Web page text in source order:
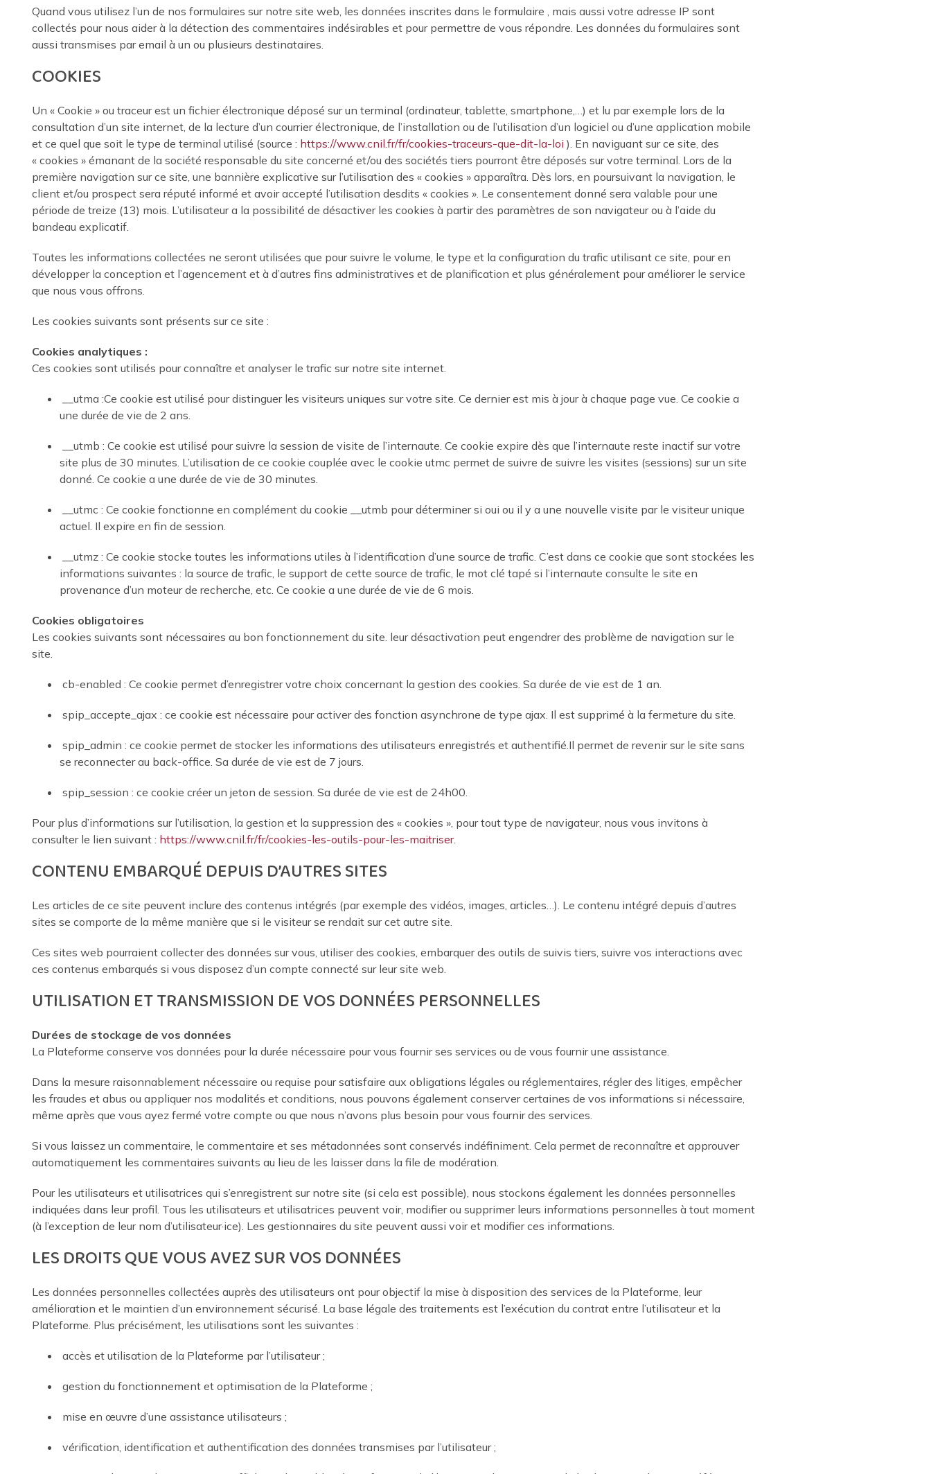
Quand vous utilisez l’un de nos formulaires sur notre site web, les données inscrites dans le formulaire , mais aussi votre adresse IP sont
collectés pour nous aider à la détection des commentaires indésirables et pour permettre de vous répondre. Les données du formulaires sont
aussi transmises par email à un ou plusieurs destinataires.
COOKIES
Un « Cookie » ou traceur est un fichier électronique déposé sur un terminal (ordinateur, tablette, smartphone,…) et lu par exemple lors de la
consultation d’un site internet, de la lecture d’un courrier électronique, de l’installation ou de l’utilisation d’un logiciel ou d’une application mobile
et ce quel que soit le type de terminal utilisé (source : https://www.cnil.fr/fr/cookies-traceurs-que-dit-la-loi ). En naviguant sur ce site, des
« cookies » émanant de la société responsable du site concerné et/ou des sociétés tiers pourront être déposés sur votre terminal. Lors de la
première navigation sur ce site, une bannière explicative sur l’utilisation des « cookies » apparaîtra. Dès lors, en poursuivant la navigation, le
client et/ou prospect sera réputé informé et avoir accepté l’utilisation desdits « cookies ». Le consentement donné sera valable pour une
période de treize (13) mois. L’utilisateur a la possibilité de désactiver les cookies à partir des paramètres de son navigateur ou à l’aide du
bandeau explicatif.
Toutes les informations collectées ne seront utilisées que pour suivre le volume, le type et la configuration du trafic utilisant ce site, pour en
développer la conception et l’agencement et à d’autres fins administratives et de planification et plus généralement pour améliorer le service
que nous vous offrons.
Les cookies suivants sont présents sur ce site :
Cookies analytiques :
Ces cookies sont utilisés pour connaître et analyser le trafic sur notre site internet.
__utma :Ce cookie est utilisé pour distinguer les visiteurs uniques sur votre site. Ce dernier est mis à jour à chaque page vue. Ce cookie a
une durée de vie de 2 ans.
__utmb : Ce cookie est utilisé pour suivre la session de visite de l’internaute. Ce cookie expire dès que l’internaute reste inactif sur votre
site plus de 30 minutes. L’utilisation de ce cookie couplée avec le cookie utmc permet de suivre de suivre les visites (sessions) sur un site
donné. Ce cookie a une durée de vie de 30 minutes.
__utmc : Ce cookie fonctionne en complément du cookie __utmb pour déterminer si oui ou il y a une nouvelle visite par le visiteur unique
actuel. Il expire en fin de session.
__utmz : Ce cookie stocke toutes les informations utiles à l’identification d’une source de trafic. C’est dans ce cookie que sont stockées les
informations suivantes : la source de trafic, le support de cette source de trafic, le mot clé tapé si l’internaute consulte le site en
provenance d’un moteur de recherche, etc. Ce cookie a une durée de vie de 6 mois.
Cookies obligatoires
Les cookies suivants sont nécessaires au bon fonctionnement du site. leur désactivation peut engendrer des problème de navigation sur le
site.
cb-enabled : Ce cookie permet d’enregistrer votre choix concernant la gestion des cookies. Sa durée de vie est de 1 an.
spip_accepte_ajax : ce cookie est nécessaire pour activer des fonction asynchrone de type ajax. Il est supprimé à la fermeture du site.
spip_admin : ce cookie permet de stocker les informations des utilisateurs enregistrés et authentifié.Il permet de revenir sur le site sans
se reconnecter au back-office. Sa durée de vie est de 7 jours.
spip_session : ce cookie créer un jeton de session. Sa durée de vie est de 24h00.
Pour plus d’informations sur l’utilisation, la gestion et la suppression des « cookies », pour tout type de navigateur, nous vous invitons à
consulter le lien suivant : https://www.cnil.fr/fr/cookies-les-outils-pour-les-maitriser.
CONTENU EMBARQUÉ DEPUIS D’AUTRES SITES
Les articles de ce site peuvent inclure des contenus intégrés (par exemple des vidéos, images, articles…). Le contenu intégré depuis d’autres
sites se comporte de la même manière que si le visiteur se rendait sur cet autre site.
Ces sites web pourraient collecter des données sur vous, utiliser des cookies, embarquer des outils de suivis tiers, suivre vos interactions avec
ces contenus embarqués si vous disposez d’un compte connecté sur leur site web.
UTILISATION ET TRANSMISSION DE VOS DONNÉES PERSONNELLES
Durées de stockage de vos données
La Plateforme conserve vos données pour la durée nécessaire pour vous fournir ses services ou de vous fournir une assistance.
Dans la mesure raisonnablement nécessaire ou requise pour satisfaire aux obligations légales ou réglementaires, régler des litiges, empêcher
les fraudes et abus ou appliquer nos modalités et conditions, nous pouvons également conserver certaines de vos informations si nécessaire,
même après que vous ayez fermé votre compte ou que nous n’avons plus besoin pour vous fournir des services.
Si vous laissez un commentaire, le commentaire et ses métadonnées sont conservés indéfiniment. Cela permet de reconnaître et approuver
automatiquement les commentaires suivants au lieu de les laisser dans la file de modération.
Pour les utilisateurs et utilisatrices qui s’enregistrent sur notre site (si cela est possible), nous stockons également les données personnelles
indiquées dans leur profil. Tous les utilisateurs et utilisatrices peuvent voir, modifier ou supprimer leurs informations personnelles à tout moment
(à l’exception de leur nom d’utilisateur·ice). Les gestionnaires du site peuvent aussi voir et modifier ces informations.
LES DROITS QUE VOUS AVEZ SUR VOS DONNÉES
Les données personnelles collectées auprès des utilisateurs ont pour objectif la mise à disposition des services de la Plateforme, leur
amélioration et le maintien d’un environnement sécurisé. La base légale des traitements est l’exécution du contrat entre l’utilisateur et la
Plateforme. Plus précisément, les utilisations sont les suivantes :
accès et utilisation de la Plateforme par l’utilisateur ;
gestion du fonctionnement et optimisation de la Plateforme ;
mise en œuvre d’une assistance utilisateurs ;
vérification, identification et authentification des données transmises par l’utilisateur ;